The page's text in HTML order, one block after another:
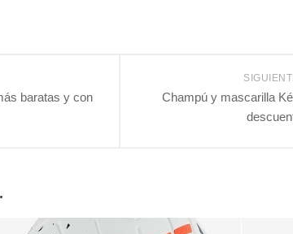
Champú y mascarilla
baratas y con